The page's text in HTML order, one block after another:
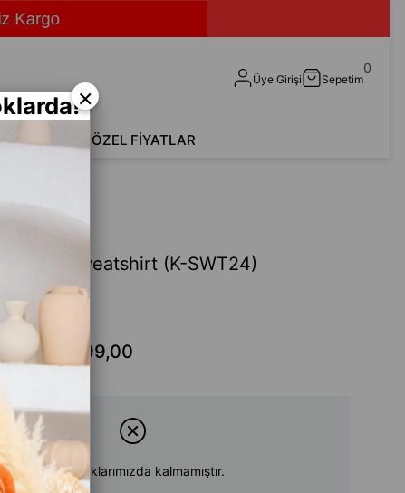
Üye Girişi Sepetim
0
AksesuarÖZEL FİYATLAR
Sweatshirt (K-SWT24)
₺299,00
Ürün stoklarımızda kalmamıştır.
×